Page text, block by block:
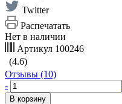
Twitter
Распечатать
Нет в наличии
Артикул 100246
(4.6)
Отзывы (10)
-
В корзину